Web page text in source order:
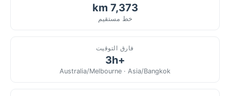
7,373 km
خط مستقيم
فارق التوقيت
+3h
Australia/Melbourne · Asia/Bangkok